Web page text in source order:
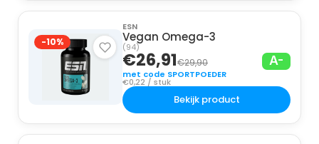
-10%
ESN
Vegan Omega-3
(94)
€26,91€29,90
met code SPORTPOEDER
€0,22 / stuk
A-
Bekijk product